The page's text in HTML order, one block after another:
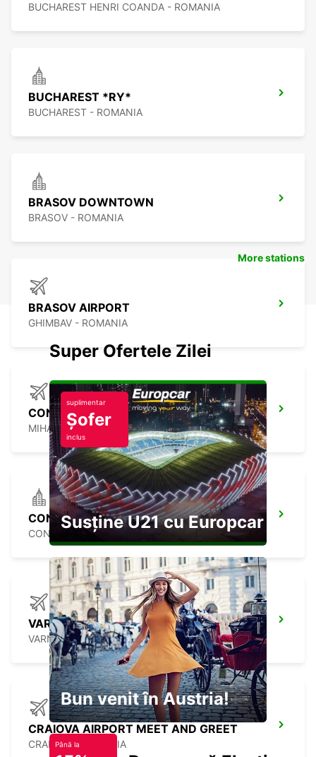
BUCHAREST HENRI COANDA - ROMANIA
BUCHAREST *RY*
BUCHAREST - ROMANIA
BRASOV DOWNTOWN
BRASOV - ROMANIA
BRASOV AIRPORT
GHIMBAV - ROMANIA
CONSTANTA AIRPORT
MIHAIL KOGALNICEANU - ROMANIA
CONSTANTA DOWN TOWN
CONSTANTA - ROMANIA
VARNA INTERNATIONAL AIRPORT
VARNA - BULGARIA
CRAIOVA AIRPORT MEET AND GREET
CRAIOVA - ROMANIA
More stations
Super Ofertele Zilei
suplimentar
Șofer
inclus
Susține U21 cu Europcar
Bun venit în Austria!
Până la